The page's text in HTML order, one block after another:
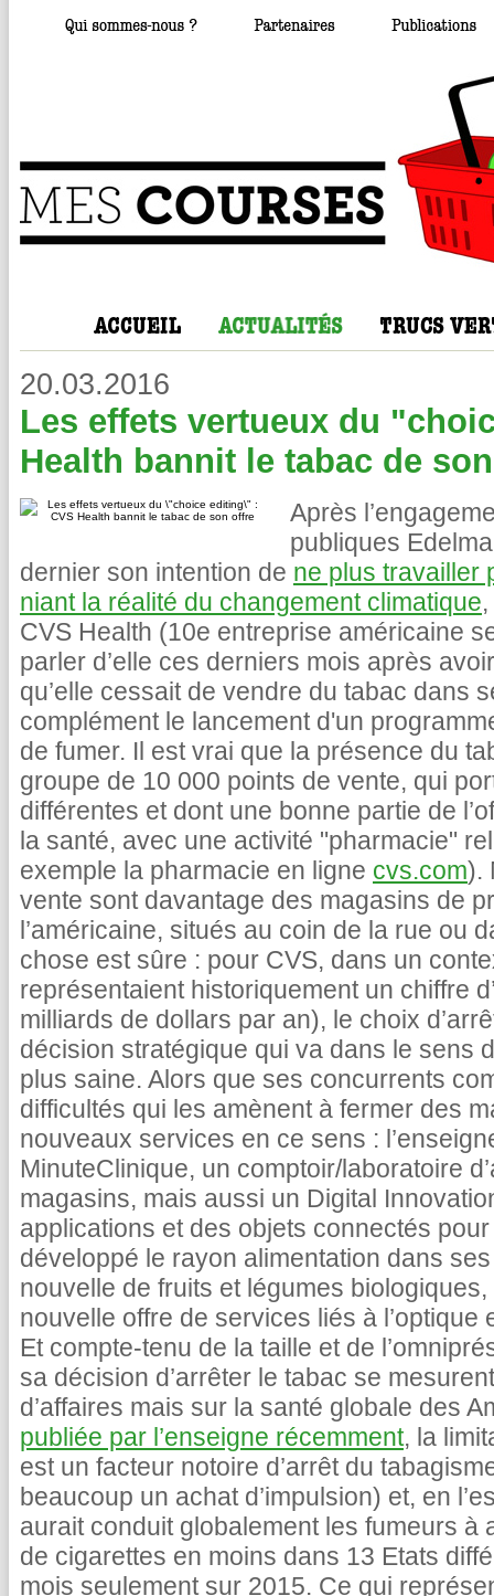
20.03.2016
Les effets vertueux du
Health bannit le tabac de
Après
publiques
dernier son intention de ne plus travailler
niant la réalité du changement climatique
CVS Health (10e entreprise américaine
parler d’elle ces derniers mois après
qu’elle cessait de vendre du tabac dans
complément le lancement d'un
de fumer. Il est vrai que la présence du
groupe de 10 000 points de vente, qui
différentes et dont une bonne partie de
la santé, avec une activité "pharmacie"
exemple la pharmacie en ligne cvs.com).
vente sont davantage des magasins de
l’américaine, situés au coin de la rue
chose est sûre : pour CVS, dans un
représentaient historiquement un chiffre
milliards de dollars par an), le choix
décision stratégique qui va dans le sens
plus saine. Alors que ses concurrents
difficultés qui les amènent à fermer des
nouveaux services en ce sens :
MinuteClinique, un comptoir/laboratoire
magasins, mais aussi un Digital
applications et des objets connectés
développé le rayon alimentation dans
nouvelle de fruits et légumes
nouvelle offre de services liés à l’optique
Et compte-tenu de la taille et de
sa décision d’arrêter le tabac se
d’affaires mais sur la santé globale des
publiée par l’enseigne récemment, la
est un facteur notoire d’arrêt du
beaucoup un achat d’impulsion) et, en
aurait conduit globalement les fumeurs à
de cigarettes en moins dans 13 Etats
mois seulement sur 2015. Ce qui